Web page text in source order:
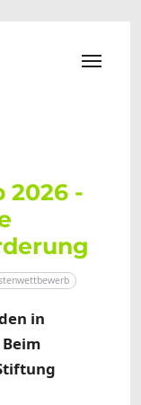
-
in